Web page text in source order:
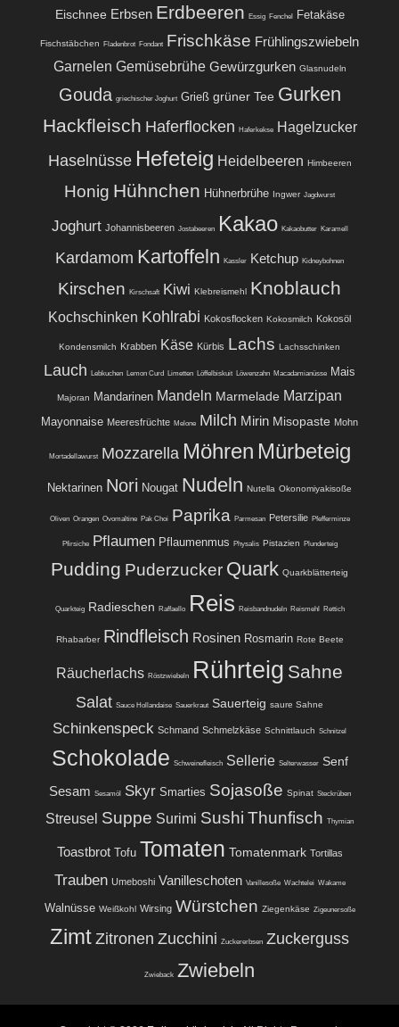
Eischnee Erbsen Erdbeeren Essig Fenchel Fetakäse
Fischstäbchen Fladenbrot Fondant Frischkäse Frühlingszwiebeln
Garnelen Gemüsebrühe Gewürzgurken Glasnudeln
Gouda griechischer Joghurt Grieß grüner Tee Gurken
Hackfleisch Haferflocken Haferkekse Hagelzucker
Haselnüsse Hefeteig Heidelbeeren Himbeeren
Honig Hühnchen Hühnerbrühe Ingwer Jagdwurst
Joghurt Johannisbeeren Jostabeeren Kakao Kakaobutter Karamell
Kardamom Kartoffeln Kassler Ketchup Kidneybohnen
Kirschen Kirschsaft Kiwi Klebreismehl Knoblauch
Kochschinken Kohlrabi Kokosflocken Kokosmilch Kokosöl
Kondensmilch Krabben Käse Kürbis Lachs Lachsschinken
Lauch Lebkuchen Lemon Curd Limetten Löffelbiskuit Löwenzahn Macadamianüsse Mais
Majoran Mandarinen Mandeln Marmelade Marzipan
Mayonnaise Meeresfrüchte Melone Milch Mirin Misopaste Mohn
Mortadellawurst Mozzarella Möhren Mürbeteig
Nektarinen Nori Nougat Nudeln Nutella Okonomiyakisoße
Oliven Orangen Ovomaltine Pak Choi Paprika Parmesan Petersilie Pfefferminze
Pfirsiche Pflaumen Pflaumenmus Physalis Pistazien Plunderteig
Pudding Puderzucker Quark Quarkblätterteig
Quarkteig Radieschen Raffaello Reis Reisbandnudeln Reismehl Rettich
Rhabarber Rindfleisch Rosinen Rosmarin Rote Beete
Räucherlachs Röstzwiebeln Rührteig Sahne
Salat Sauce Hollandaise Sauerkraut Sauerteig saure Sahne
Schinkenspeck Schmand Schmelzkäse Schnittlauch Schnitzel
Schokolade Schweinefleisch Sellerie Selterwasser Senf
Sesam Sesamöl Skyr Smarties Sojasoße Spinat Steckrüben
Streusel Suppe Surimi Sushi Thunfisch Thymian
Toastbrot Tofu Tomaten Tomatenmark Tortillas
Trauben Umeboshi Vanilleschoten Vanillesoße Wachtelei Wakame
Walnüsse Weißkohl Wirsing Würstchen Ziegenkäse Zigeunersoße
Zimt Zitronen Zucchini Zuckererbsen Zuckerguss
Zwieback Zwiebeln